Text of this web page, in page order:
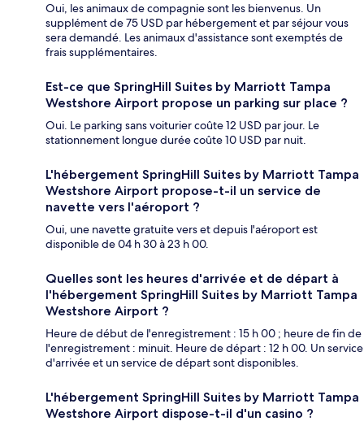
Oui, les animaux de compagnie sont les bienvenus. Un
supplément de 75 USD par hébergement et par séjour vous
sera demandé. Les animaux d'assistance sont exemptés de
frais supplémentaires.
Est-ce que SpringHill Suites by Marriott Tampa
Westshore Airport propose un parking sur place ?
Oui. Le parking sans voiturier coûte 12 USD par jour. Le
stationnement longue durée coûte 10 USD par nuit.
L'hébergement SpringHill Suites by Marriott Tampa
Westshore Airport propose-t-il un service de
navette vers l'aéroport ?
Oui, une navette gratuite vers et depuis l'aéroport est
disponible de 04 h 30 à 23 h 00.
Quelles sont les heures d'arrivée et de départ à
l'hébergement SpringHill Suites by Marriott Tampa
Westshore Airport ?
Heure de début de l'enregistrement : 15 h 00 ; heure de fin de
l'enregistrement : minuit. Heure de départ : 12 h 00. Un service
d'arrivée et un service de départ sont disponibles.
L'hébergement SpringHill Suites by Marriott Tampa
Westshore Airport dispose-t-il d'un casino ?